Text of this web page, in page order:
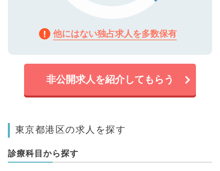
他にはない独占求人を多数保有
非公開求人を紹介してもらう
東京都港区の求人を探す
診療科目から探す